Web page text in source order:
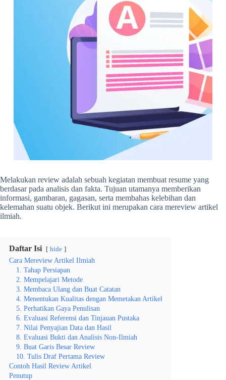
Melakukan review adalah sebuah kegiatan membuat resume yang
berdasar pada analisis dan fakta. Tujuan utamanya memberikan
informasi, gambaran, gagasan, serta membahas kelebihan dan
kelemahan suatu objek. Berikut ini merupakan cara mereview artikel
ilmiah.
Daftar Isi hide
Cara Mereview Artikel Ilmiah
1. Tahap Persiapan
2. Mempelajari Metode
3. Membaca Ulang dan Buat Catatan
4. Menentukan Kualitas dengan Memetakan Artikel
5. Perhatikan Gaya Penulisan
6. Evaluasi Referensi dan Tinjauan Pustaka
7. Nilai Penyajian Data dan Hasil
8. Evaluasi Bukti dan Analisis Non-Ilmiah
9. Buat Garis Besar Review
10. Tulis Draf Pertama Review
Contoh Hasil Review Artikel
Penutup